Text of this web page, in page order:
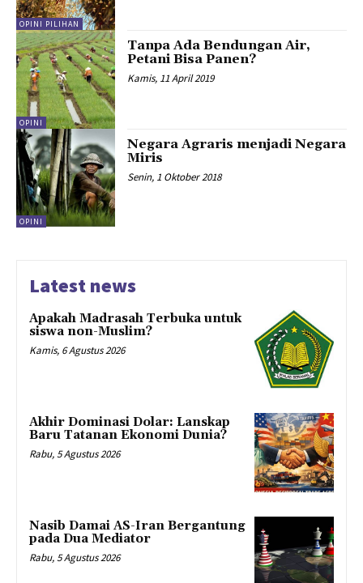
OPINI PILIHAN
OPINI
Tanpa Ada Bendungan Air,
Petani Bisa Panen?
Kamis, 11 April 2019
OPINI
Negara Agraris menjadi Negara
Miris
Senin, 1 Oktober 2018
Latest news
Apakah Madrasah Terbuka untuk
siswa non-Muslim?
Kamis, 6 Agustus 2026
Akhir Dominasi Dolar: Lanskap
Baru Tatanan Ekonomi Dunia?
Rabu, 5 Agustus 2026
Nasib Damai AS-Iran Bergantung
pada Dua Mediator
Rabu, 5 Agustus 2026